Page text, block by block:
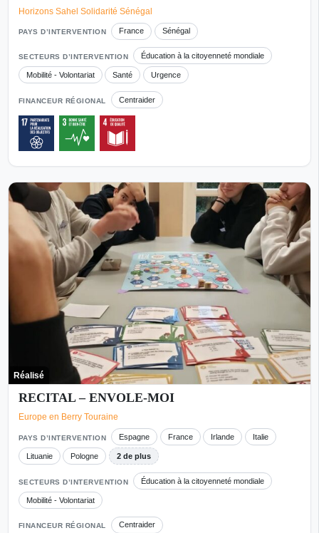
Horizons Sahel Solidarité Sénégal
PAYS D’INTERVENTION France Sénégal
SECTEURS D’INTERVENTION Éducation à la citoyenneté mondiale
Mobilité - Volontariat Santé Urgence
FINANCEUR RÉGIONAL Centraider
Réalisé
RECITAL – ENVOLE-MOI
Europe en Berry Touraine
PAYS D’INTERVENTION Espagne France Irlande Italie
Lituanie Pologne 2 de plus
SECTEURS D’INTERVENTION Éducation à la citoyenneté mondiale
Mobilité - Volontariat
FINANCEUR RÉGIONAL Centraider